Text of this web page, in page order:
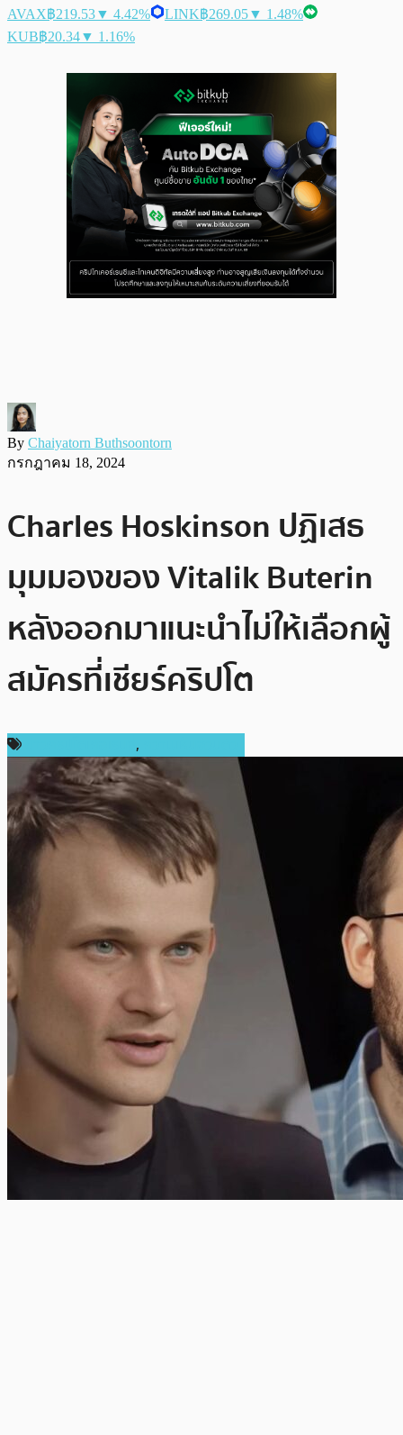
AVAX฿219.53▼ 4.42% LINK฿269.05▼ 1.48%
KUB฿20.34▼ 1.16%
By Chaiyatorn Buthsoontorn
กรกฎาคม 18, 2024
Charles Hoskinson ปฏิเสธ
มุมมองของ Vitalik Buterin
หลังออกมาแนะนำไม่ให้เลือกผู้
สมัครที่เชียร์คริปโต
,